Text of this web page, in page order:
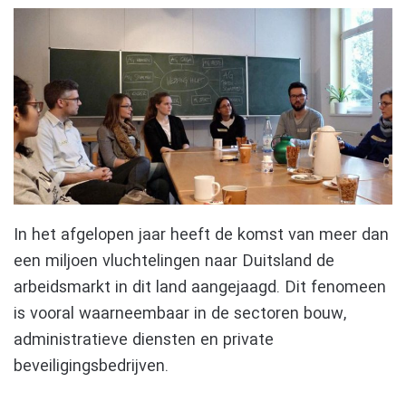
In het afgelopen jaar heeft de komst van meer dan
een miljoen vluchtelingen naar Duitsland de
arbeidsmarkt in dit land aangejaagd. Dit fenomeen
is vooral waarneembaar in de sectoren bouw,
administratieve diensten en private
beveiligingsbedrijven.